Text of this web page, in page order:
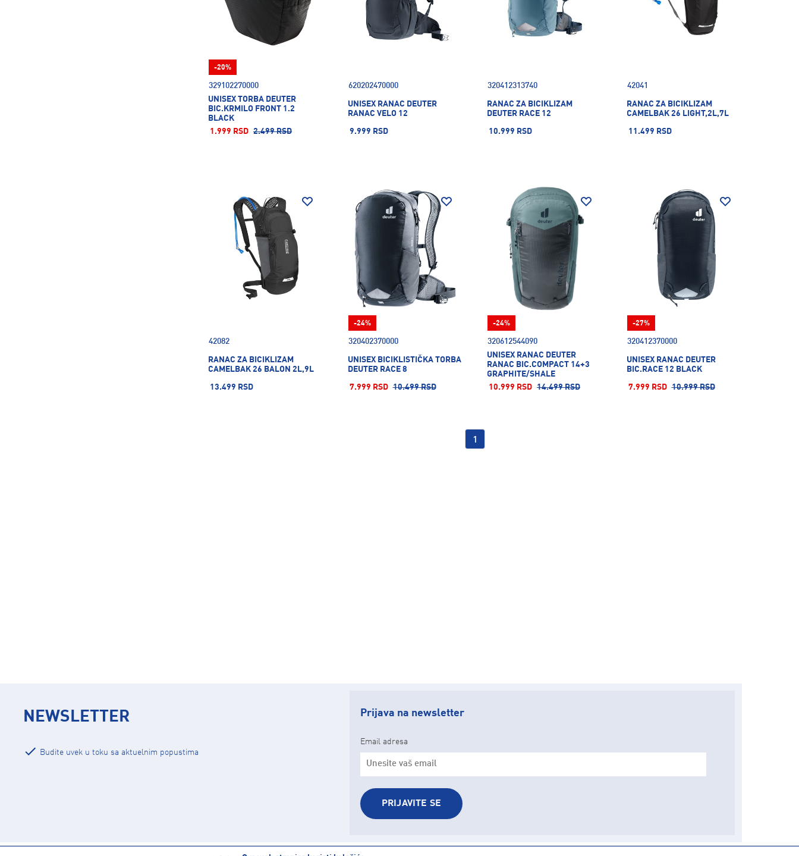
329102270000
UNISEX TORBA DEUTER
BIC.KRMILO FRONT 1.2
BLACK
1.999 RSD 2.499 RSD
-20%
620202470000
UNISEX RANAC DEUTER
RANAC VELO 12
9.999 RSD
320412313740
RANAC ZA BICIKLIZAM
DEUTER RACE 12
10.999 RSD
42041
RANAC ZA BICIKLIZAM
CAMELBAK 26 LIGHT,2L,7L
11.499 RSD
42082
RANAC ZA BICIKLIZAM
CAMELBAK 26 BALON 2L,9L
13.499 RSD
320402370000
UNISEX BICIKLISTIČKA TORBA
DEUTER RACE 8
7.999 RSD 10.499 RSD
-24%
320612544090
UNISEX RANAC DEUTER
RANAC BIC.COMPACT 14+3
GRAPHITE/SHALE
10.999 RSD 14.499 RSD
-24%
320412370000
UNISEX RANAC DEUTER
BIC.RACE 12 BLACK
7.999 RSD 10.999 RSD
-27%
1
NEWSLETTER
Budite uvek u toku sa aktuelnim popustima
Prijava na newsletter
Email adresa
PRIJAVITE SE